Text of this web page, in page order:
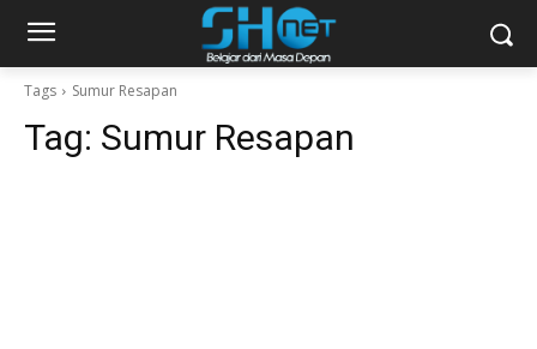
Tags Sumur Resapan
Tag: Sumur Resapan